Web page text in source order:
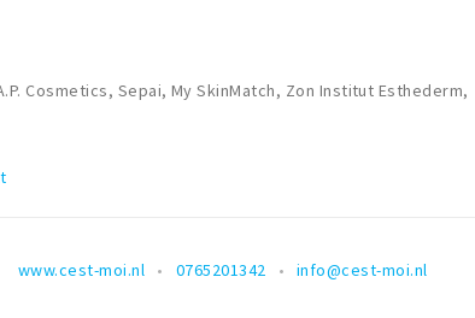
Cosmetics, Sepai, My SkinMatch, Zon Institut Esthederm,
www.cest-moi.nl 0765201342 info@cest-moi.nl